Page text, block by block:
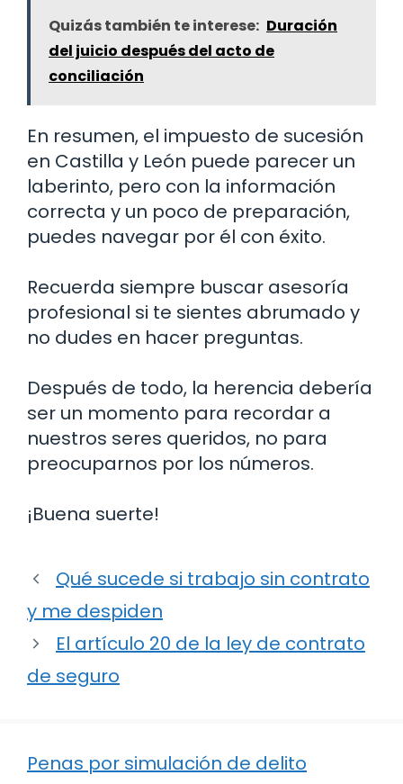
Quizás también te interese: Duración
del juicio después del acto de
conciliación
En resumen, el impuesto de sucesión
en Castilla y León puede parecer un
laberinto, pero con la información
correcta y un poco de preparación,
puedes navegar por él con éxito.
Recuerda siempre buscar asesoría
profesional si te sientes abrumado y
no dudes en hacer preguntas.
Después de todo, la herencia debería
ser un momento para recordar a
nuestros seres queridos, no para
preocuparnos por los números.
¡Buena suerte!
Qué sucede si trabajo sin contrato
y me despiden
El artículo 20 de la ley de contrato
de seguro
Penas por simulación de delito